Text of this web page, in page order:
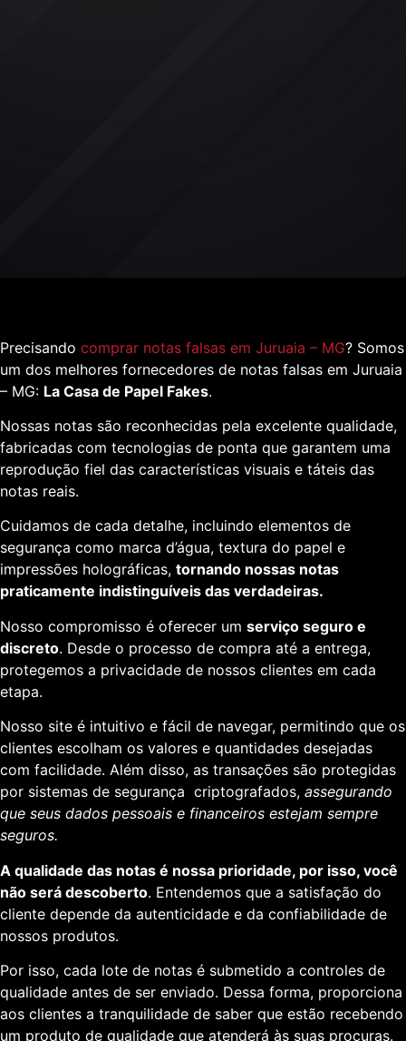
Precisando comprar notas falsas em Juruaia – MG? Somos
um dos melhores fornecedores de notas falsas em Juruaia
– MG: La Casa de Papel Fakes.
Nossas notas são reconhecidas pela excelente qualidade,
fabricadas com tecnologias de ponta que garantem uma
reprodução fiel das características visuais e táteis das
notas reais.
Cuidamos de cada detalhe, incluindo elementos de
segurança como marca d’água, textura do papel e
impressões holográficas, tornando nossas notas
praticamente indistinguíveis das verdadeiras.
Nosso compromisso é oferecer um serviço seguro e
discreto. Desde o processo de compra até a entrega,
protegemos a privacidade de nossos clientes em cada
etapa.
Nosso site é intuitivo e fácil de navegar, permitindo que os
clientes escolham os valores e quantidades desejadas
com facilidade. Além disso, as transações são protegidas
por sistemas de segurança criptografados, assegurando
que seus dados pessoais e financeiros estejam sempre
seguros.
A qualidade das notas é nossa prioridade, por isso, você
não será descoberto. Entendemos que a satisfação do
cliente depende da autenticidade e da confiabilidade de
nossos produtos.
Por isso, cada lote de notas é submetido a controles de
qualidade antes de ser enviado. Dessa forma, proporciona
aos clientes a tranquilidade de saber que estão recebendo
um produto de qualidade que atenderá às suas procuras.